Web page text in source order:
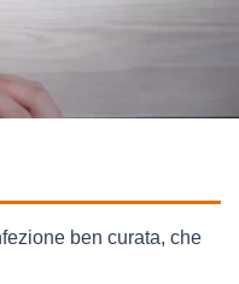
ben curata, che